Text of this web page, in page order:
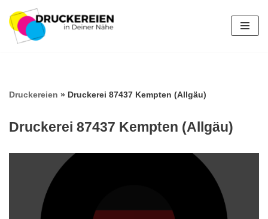
Zum
Inhalt
Druckereien » Druckerei 87437 Kempten (Allgäu)
Druckerei 87437 Kempten (Allgäu)